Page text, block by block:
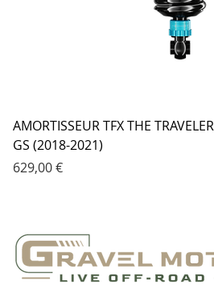
AMORTISSEUR TFX THE
GS (2018-2021)
Prix
629,00 €